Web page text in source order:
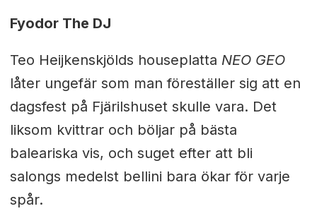
Fyodor The DJ
Teo Heijkenskjölds houseplatta NEO GEO
låter ungefär som man föreställer sig att en
dagsfest på Fjärilshuset skulle vara. Det
liksom kvittrar och böljar på bästa
baleariska vis, och suget efter att bli
salongs medelst bellini bara ökar för varje
spår.